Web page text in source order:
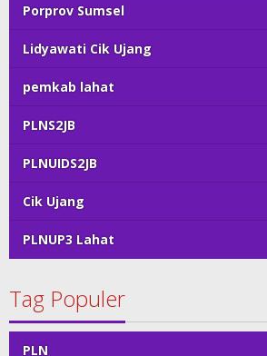
Porprov Sumsel
Lidyawati Cik Ujang
pemkab lahat
PLNS2JB
PLNUIDS2JB
Cik Ujang
PLNUP3 Lahat
Tag Populer
PLN